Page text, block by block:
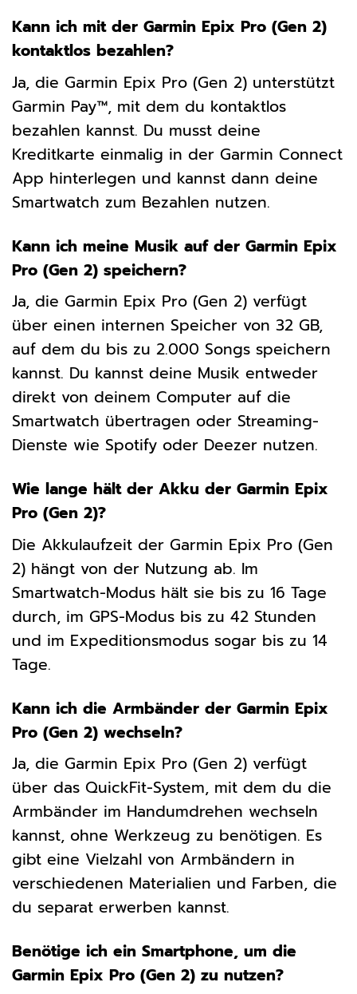
Kann ich mit der Garmin Epix Pro (Gen 2)
kontaktlos bezahlen?
Ja, die Garmin Epix Pro (Gen 2) unterstützt
Garmin Pay™, mit dem du kontaktlos
bezahlen kannst. Du musst deine
Kreditkarte einmalig in der Garmin Connect
App hinterlegen und kannst dann deine
Smartwatch zum Bezahlen nutzen.
Kann ich meine Musik auf der Garmin Epix
Pro (Gen 2) speichern?
Ja, die Garmin Epix Pro (Gen 2) verfügt
über einen internen Speicher von 32 GB,
auf dem du bis zu 2.000 Songs speichern
kannst. Du kannst deine Musik entweder
direkt von deinem Computer auf die
Smartwatch übertragen oder Streaming-
Dienste wie Spotify oder Deezer nutzen.
Wie lange hält der Akku der Garmin Epix
Pro (Gen 2)?
Die Akkulaufzeit der Garmin Epix Pro (Gen
2) hängt von der Nutzung ab. Im
Smartwatch-Modus hält sie bis zu 16 Tage
durch, im GPS-Modus bis zu 42 Stunden
und im Expeditionsmodus sogar bis zu 14
Tage.
Kann ich die Armbänder der Garmin Epix
Pro (Gen 2) wechseln?
Ja, die Garmin Epix Pro (Gen 2) verfügt
über das QuickFit-System, mit dem du die
Armbänder im Handumdrehen wechseln
kannst, ohne Werkzeug zu benötigen. Es
gibt eine Vielzahl von Armbändern in
verschiedenen Materialien und Farben, die
du separat erwerben kannst.
Benötige ich ein Smartphone, um die
Garmin Epix Pro (Gen 2) zu nutzen?